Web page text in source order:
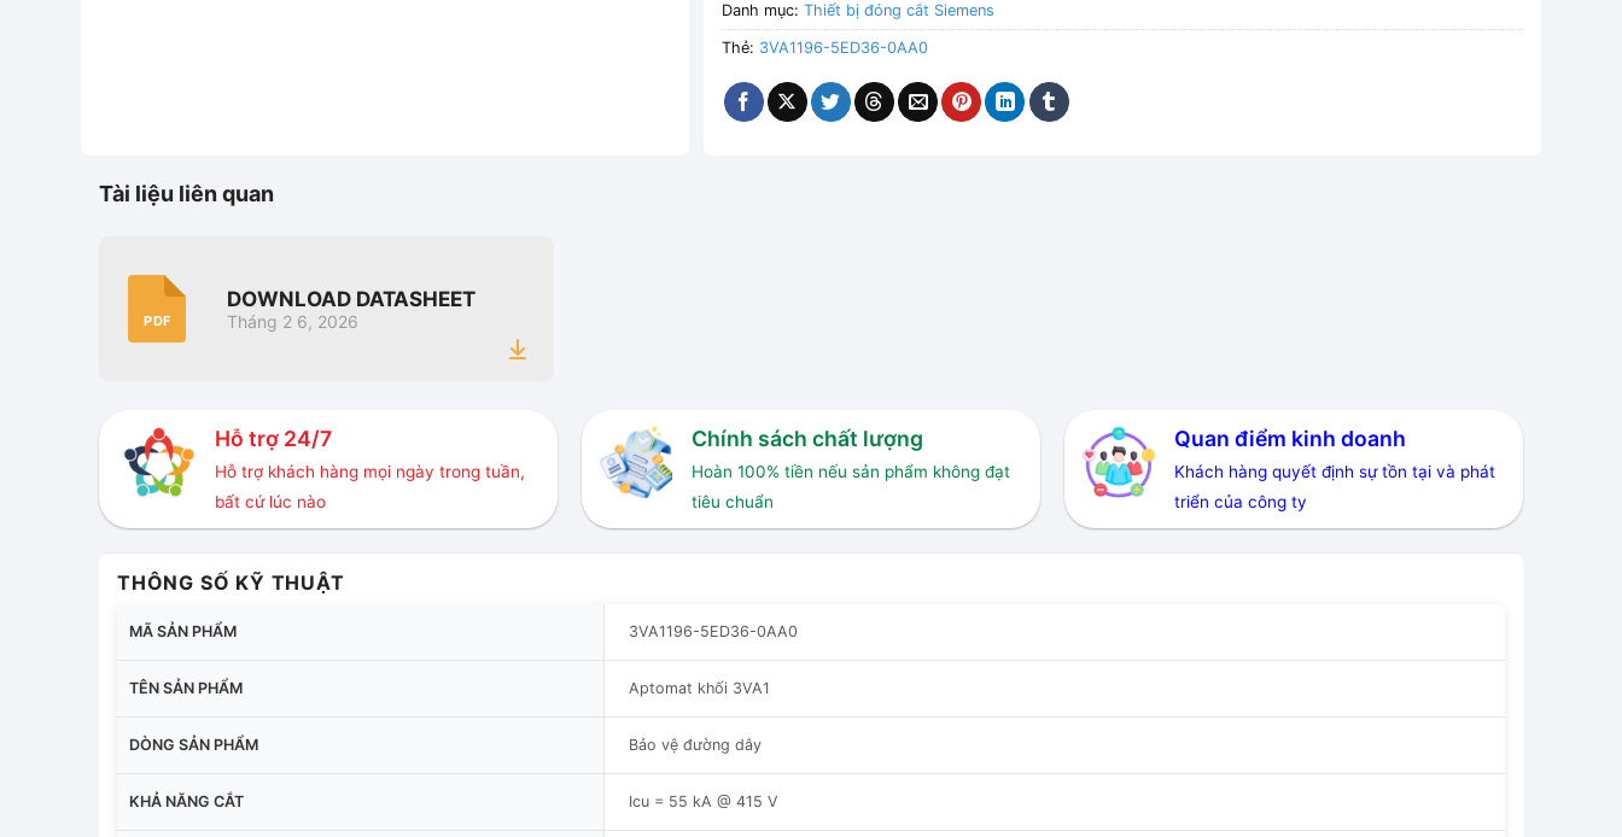
Danh mục:Thiết bị đóng cắt Siemens
Thẻ: 3VA1196-5ED36-0AA0
Tài liệu liên quan
PDF
DOWNLOAD DATASHEET
Tháng 2 6, 2026
Hỗ trợ 24/7
Hỗ trợ khách hàng mọi ngày trong tuần,
bất cứ lúc nào
Chính sách chất lượng
Hoàn 100% tiền nếu sản phẩm không đạt
tiêu chuẩn
Quan điểm kinh doanh
Khách hàng quyết định sự tồn tại và phát
triển của công ty
THÔNG SỐ KỸ THUẬT
MÃ SẢN PHẨM 3VA1196-5ED36-0AA0
TÊN SẢN PHẨM Aptomat khối 3VA1
DÒNG SẢN PHẨM Bảo vệ đường dây
KHẢ NĂNG CẮT Icu = 55 kA @ 415 V